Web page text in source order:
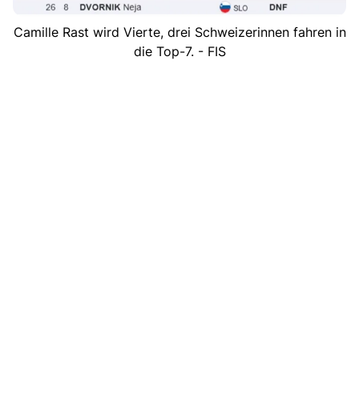
Camille Rast wird Vierte, drei Schweizerinnen fahren in
die Top-7. - FIS